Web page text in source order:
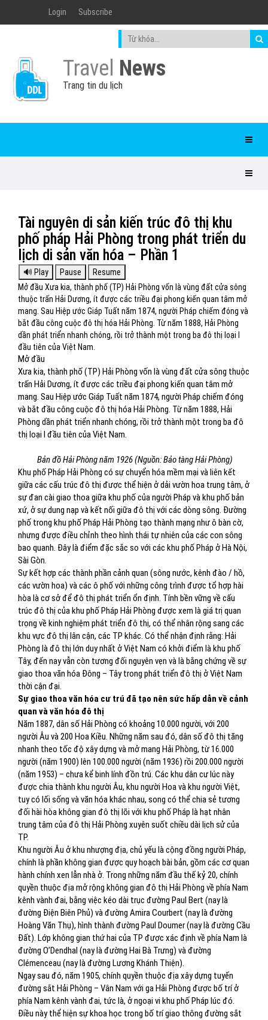
Login Subscribe
Travel News
Trang tin du lịch
Tài nguyên di sản kiến trúc đô thị khu
phố pháp Hải Phòng trong phát triển du
lịch di sản văn hóa – Phần 1
Mở đầu Xưa kia, thành phố (TP) Hải Phòng vốn là vùng đất cửa sông
thuộc trấn Hải Dương, ít được các triều đại phong kiến quan tâm mở
mang. Sau Hiệp ước Giáp Tuất năm 1874, người Pháp chiếm đóng và
bắt đầu công cuộc đô thị hóa Hải Phòng. Từ năm 1888, Hải Phòng
dần phát triển nhanh chóng, rồi trở thành một trong ba đô thị loại I
đầu tiên của Việt Nam.
Mở đầu
Xưa kia, thành phố (TP) Hải Phòng vốn là vùng đất cửa sông thuộc
trấn Hải Dương, ít được các triều đại phong kiến quan tâm mở
mang. Sau Hiệp ước Giáp Tuất năm 1874, người Pháp chiếm đóng
và bắt đầu công cuộc đô thị hóa Hải Phòng. Từ năm 1888, Hải
Phòng dần phát triển nhanh chóng, rồi trở thành một trong ba đô
thị loại I đầu tiên của Việt Nam.
Bản đồ Hải Phòng năm 1926 (Nguồn: Bảo tàng Hải Phòng)
Khu phố Pháp Hải Phòng có sự chuyển hóa mềm mại và liên kết
giữa các cấu trúc đô thị được thể hiện ở dải vườn hoa trung tâm, ở
sự đan cài giao thoa giữa khu phố của người Pháp và khu phố bản
xứ, ở sự dung nạp và kết nối giữa đô thị với các dòng sông. Đường
phố trong khu phố Pháp Hải Phòng tạo thành mạng như ô bàn cờ,
nhưng được điều chỉnh theo hình thái tự nhiên của các con sông
bao quanh. Đây là điểm đặc sắc so với các khu phố Pháp ở Hà Nội,
Sài Gòn.
Sự kết hợp các thành phần cảnh quan (sông nước, kênh đào / hồ,
các vườn hoa) và các ô phố với những công trình được tổ hợp hài
hòa là cơ sở để đô thị phát triển ổn định. Tính bền vững về cấu
trúc đô thị của khu phố Pháp Hải Phòng được xem là giá trị quan
trọng về kinh nghiệm phát triển đô thị, có thể nhân rộng sang các
khu vực đô thị lân cận, các TP khác. Có thể nhận định rằng: Hải
Phòng là đô thị lớn duy nhất ở Việt Nam có khởi điểm là khu phố
Tây, đến nay vẫn còn tương đối nguyên vẹn và là bằng chứng về sự
giao thoa văn hóa Đông – Tây trong phát triển đô thị ở Việt Nam
thời cận đại.
Sự giao thoa văn hóa cư trú đã tạo nên sức hấp dẫn về cảnh
quan và văn hóa đô thị
Năm 1887, dân số Hải Phòng có khoảng 10.000 người, với 200
người Âu và 200 Hoa Kiều. Những năm sau đó, dân số đô thị tăng
nhanh theo tốc độ xây dựng và mở mang Hải Phòng, từ 16.000
người (năm 1900) lên 100.000 người (năm 1936) rồi 200.000 người
(năm 1953) – chưa kể binh lính đồn trú. Các khu dân cư lúc này
được chia thành khu người Âu, khu người Hoa và khu người Việt,
tuy có lối sống và văn hóa khác nhau, song có thể chia sẻ tương
đối hài hòa không gian đô thị lõi với khu phố Pháp là hạt nhân
trung tâm của đô thị Hải Phòng xuyên suốt chiều dài lịch sử của
TP.
Khu người Âu ở khu nhượng địa, chủ yếu là cộng đồng người Pháp,
chính là phần không gian được quy hoạch bài bản, gồm các cơ quan
hành chính xen lẫn nhà ở. Trong những năm đầu thế kỷ 20, chính
quyền thuộc địa mở rộng không gian đô thị Hải Phòng về phía Nam
kênh vành đai, bằng việc kéo dài trục đường Paul Bert (nay là
đường Điện Biên Phủ) và đường Amira Courbert (nay là đường
Hoàng Văn Thụ), hình thành đường Paul Doumer (nay là đường Cầu
Đất). Lớp không gian thứ hai của TP được xác định về phía Nam là
đường O’Dendhal (nay là đường Hai Bà Trưng) và đường
Clémenceau (nay là đường Lương Khánh Thiện).
Ngay sau đó, năm 1905, chính quyền thuộc địa xây dựng tuyến
đường sắt Hải Phòng – Vân Nam với ga Hải Phòng được bố trí ở
phía Nam kênh vành đai, tức là, ở ngoại vi khu phố Pháp lúc đó.
Điều này thể hiện sự khoa học trong bố trí giao thông đường sắt